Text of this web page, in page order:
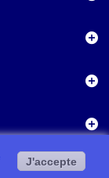
J'accepte